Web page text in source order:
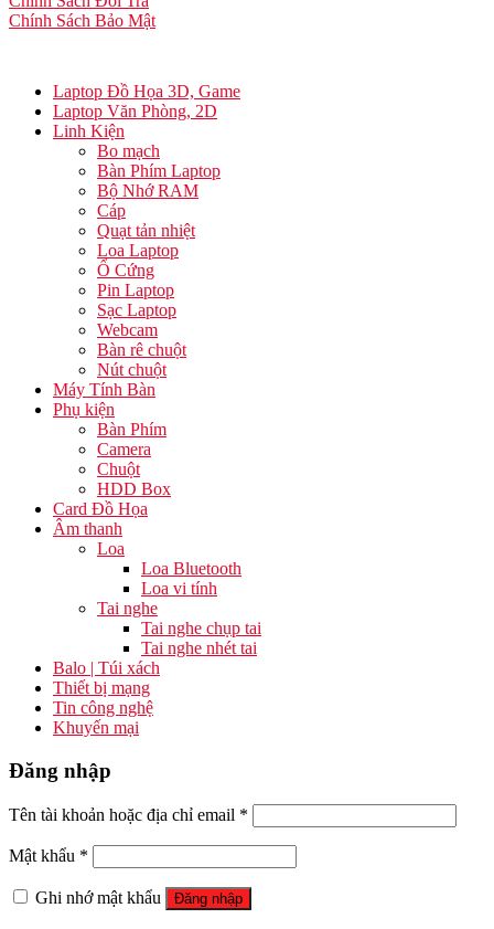
Chính Sách Bảo Mật
Laptop Đồ Họa 3D, Game
Laptop Văn Phòng, 2D
Linh Kiện
Bo mạch
Bàn Phím Laptop
Bộ Nhớ RAM
Cáp
Quạt tản nhiệt
Loa Laptop
Ổ Cứng
Pin Laptop
Sạc Laptop
Webcam
Bàn rê chuột
Nút chuột
Máy Tính Bàn
Phụ kiện
Bàn Phím
Camera
Chuột
HDD Box
Card Đồ Họa
Âm thanh
Loa
Loa Bluetooth
Loa vi tính
Tai nghe
Tai nghe chụp tai
Tai nghe nhét tai
Balo | Túi xách
Thiết bị mạng
Tin công nghệ
Khuyến mại
Đăng nhập
Tên tài khoản hoặc địa chỉ email *
Mật khẩu *
Ghi nhớ mật khẩu Đăng nhập